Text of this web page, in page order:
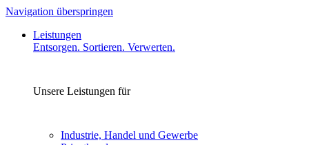
Navigation überspringen
Leistungen
Entsorgen. Sortieren. Verwerten.
Unsere Leistungen für
Industrie, Handel und Gewerbe